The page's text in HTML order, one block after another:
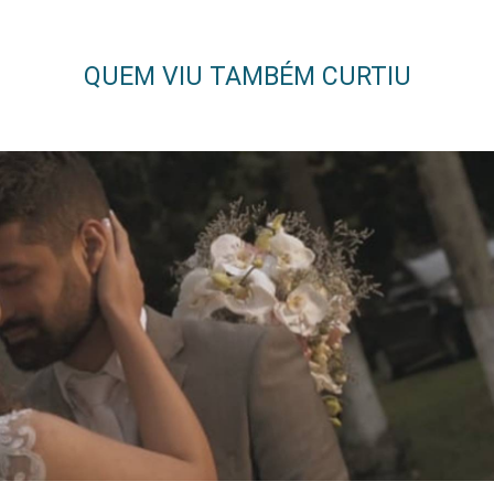
QUEM VIU TAMBÉM CURTIU